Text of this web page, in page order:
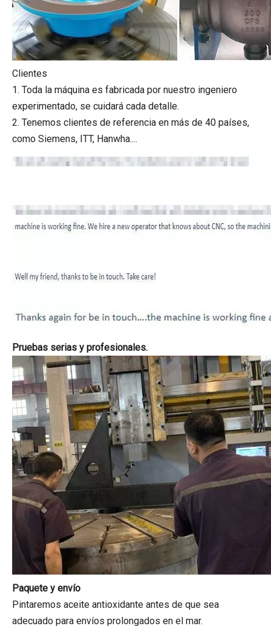
Clientes
1. Toda la máquina es fabricada por nuestro ingeniero
experimentado, se cuidará cada detalle.
2. Tenemos clientes de referencia en más de 40 países,
como Siemens, ITT, Hanwha....
Pruebas serias y profesionales.
Paquete y envío
Pintaremos aceite antioxidante antes de que sea
adecuado para envíos prolongados en el mar.